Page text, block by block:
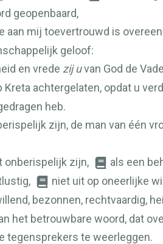
geopenbaard,
aan mij toevertrouwd is
geloof:
en vrede zij uvan God de
Kreta achtergelaten, opdat u
heb.
zijn, de man van één
onberispelijk zijn, als een
niet uit op oneerlijke
bezonnen, rechtvaardig,
het betrouwbare woord, dat
tegensprekers te weerleggen.